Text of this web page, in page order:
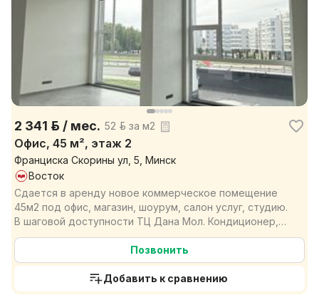
2 341 р. / мес. 52 р. за м2
Офис, 45 м², этаж 2
Франциска Скорины ул, 5, Минск
Восток
Сдается в аренду новое коммерческое помещение
45м2 под офис, магазин, шоурум, салон услуг, студию.
В шаговой доступности ТЦ Дана Мол. Кондиционер,
удо...
Позвонить
Добавить к сравнению